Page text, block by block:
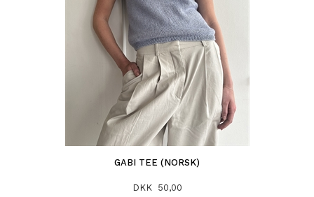
GABI TEE (NORSK)
DKK 50,00